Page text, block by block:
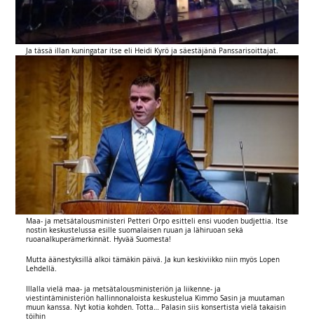
Ja tässä illan kuningatar itse eli Heidi Kyrö ja säestäjänä Panssarisoittajat.
Maa- ja metsätalousministeri Petteri Orpo esitteli ensi vuoden budjettia. Itse
nostin keskustelussa esille suomalaisen ruuan ja lähiruoan sekä
ruoanalkuperämerkinnät. Hyvää Suomesta!
Mutta äänestyksillä alkoi tämäkin päivä. Ja kun keskiviikko niin myös Lopen
Lehdellä.
Illalla vielä maa- ja metsätalousministeriön ja liikenne- ja
viestintäministeriön hallinnonaloista keskustelua Kimmo Sasin ja muutaman
muun kanssa. Nyt kotia kohden. Totta… Palasin siis konsertista vielä takaisin
töihin